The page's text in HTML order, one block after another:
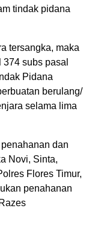
tindak pidana
tersangka, maka
subs pasal
Pidana
berulang/
selama lima
dan
Novi, Sinta,
Flores Timur,
penahanan